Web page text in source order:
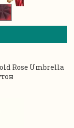
Rose Umbrella